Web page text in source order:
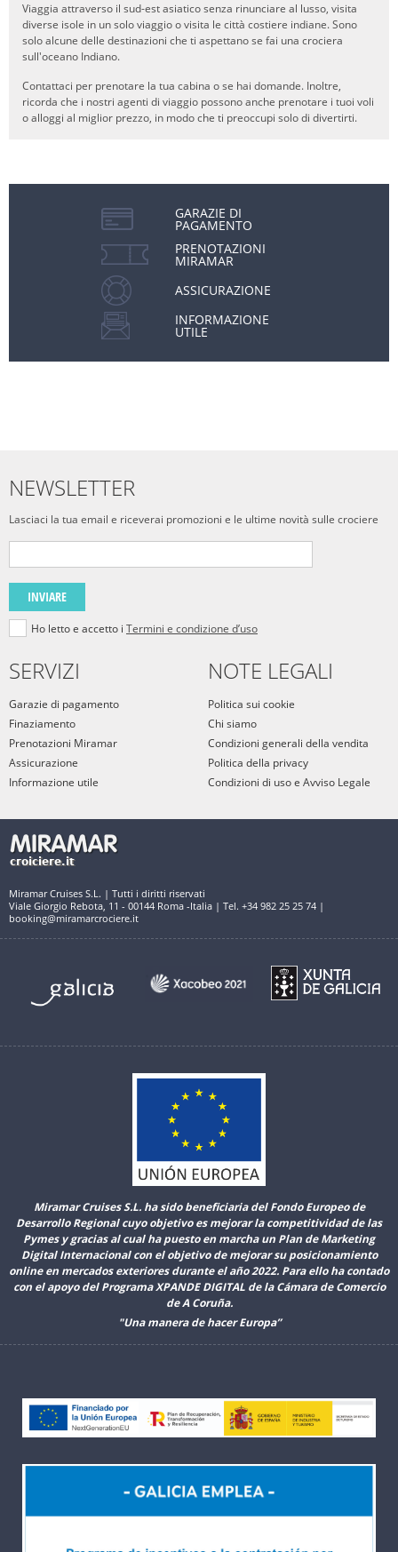
Viaggia attraverso il sud-est asiatico senza rinunciare al lusso, visita
diverse isole in un solo viaggio o visita le città costiere indiane. Sono
solo alcune delle destinazioni che ti aspettano se fai una crociera
sull'oceano Indiano.
Contattaci per prenotare la tua cabina o se hai domande. Inoltre,
ricorda che i nostri agenti di viaggio possono anche prenotare i tuoi voli
o alloggi al miglior prezzo, in modo che ti preoccupi solo di divertirti.
GARAZIE DI
PAGAMENTO
PRENOTAZIONI
MIRAMAR
ASSICURAZIONE
INFORMAZIONE
UTILE
NEWSLETTER
Lasciaci la tua email e riceverai promozioni e le ultime novità sulle crociere
INVIARE
Ho letto e accetto i Termini e condizione d’uso
SERVIZI
Garazie di pagamento
Finaziamento
Prenotazioni Miramar
Assicurazione
Informazione utile
NOTE LEGALI
Politica sui cookie
Chi siamo
Condizioni generali della vendita
Politica della privacy
Condizioni di uso e Avviso Legale
Miramar Cruises S.L. | Tutti i diritti riservati
Viale Giorgio Rebota, 11 - 00144 Roma -Italia | Tel. +34 982 25 25 74 |
booking@miramarcrociere.it
Miramar Cruises S.L. ha sido beneficiaria del Fondo Europeo de
Desarrollo Regional cuyo objetivo es mejorar la competitividad de las
Pymes y gracias al cual ha puesto en marcha un Plan de Marketing
Digital Internacional con el objetivo de mejorar su posicionamiento
online en mercados exteriores durante el año 2022. Para ello ha contado
con el apoyo del Programa XPANDE DIGITAL de la Cámara de Comercio
de A Coruña.
"Una manera de hacer Europa”